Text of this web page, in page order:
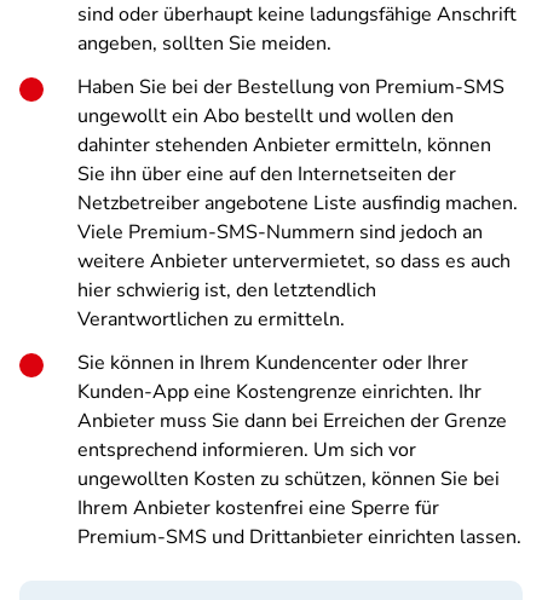
sind oder überhaupt keine ladungsfähige Anschrift
angeben, sollten Sie meiden.
Haben Sie bei der Bestellung von Premium-SMS
ungewollt ein Abo bestellt und wollen den
dahinter stehenden Anbieter ermitteln, können
Sie ihn über eine auf den Internetseiten der
Netzbetreiber angebotene Liste ausfindig machen.
Viele Premium-SMS-Nummern sind jedoch an
weitere Anbieter untervermietet, so dass es auch
hier schwierig ist, den letztendlich
Verantwortlichen zu ermitteln.
Sie können in Ihrem Kundencenter oder Ihrer
Kunden-App eine Kostengrenze einrichten. Ihr
Anbieter muss Sie dann bei Erreichen der Grenze
entsprechend informieren. Um sich vor
ungewollten Kosten zu schützen, können Sie bei
Ihrem Anbieter kostenfrei eine Sperre für
Premium-SMS und Drittanbieter einrichten lassen.